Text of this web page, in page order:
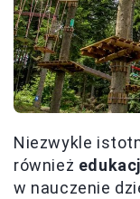
Niezwykle
również
w nauczenie